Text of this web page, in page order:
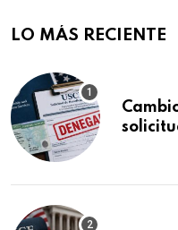
LO MÁS RECIENTE